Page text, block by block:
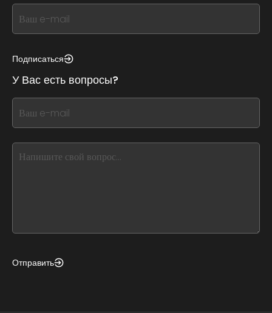
If
you
this,
this
form
field
blank
Подписаться
У Вас есть вопросы?
If
you
this,
Отправить